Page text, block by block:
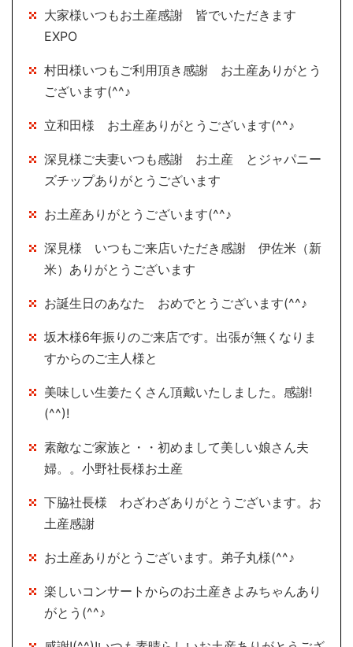
大家様いつもお土産感謝 皆でいただきます
EXPO
村田様いつもご利用頂き感謝 お土産ありがとう
ございます(^^♪
立和田様 お土産ありがとうございます(^^♪
深見様ご夫妻いつも感謝 お土産 とジャパニー
ズチップありがとうございます
お土産ありがとうございます(^^♪
深見様 いつもご来店いただき感謝 伊佐米（新
米）ありがとうございます
お誕生日のあなた おめでとうございます(^^♪
坂木様6年振りのご来店です。出張が無くなりま
すからのご主人様と
美味しい生姜たくさん頂戴いたしました。感謝!
(^^)!
素敵なご家族と・・初めまして美しい娘さん夫
婦。。小野社長様お土産
下脇社長様 わざわざありがとうございます。お
土産感謝
お土産ありがとうございます。弟子丸様(^^♪
楽しいコンサートからのお土産きよみちゃんあり
がとう(^^♪